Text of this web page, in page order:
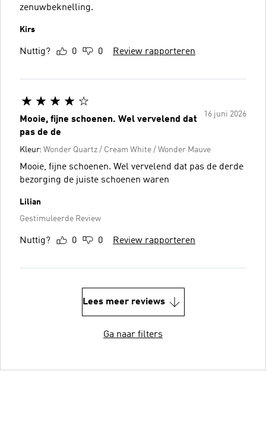
zenuwbeknelling.
Kirs
Nuttig? 0 0 Review rapporteren
16 juni 2026
Mooie, fijne schoenen. Wel vervelend dat
pas de de
Kleur: Wonder Quartz / Cream White / Wonder Mauve
Mooie, fijne schoenen. Wel vervelend dat pas de derde
bezorging de juiste schoenen waren
Lilian
Gestimuleerde Review
Nuttig? 0 0 Review rapporteren
Lees meer reviews
Ga naar filters